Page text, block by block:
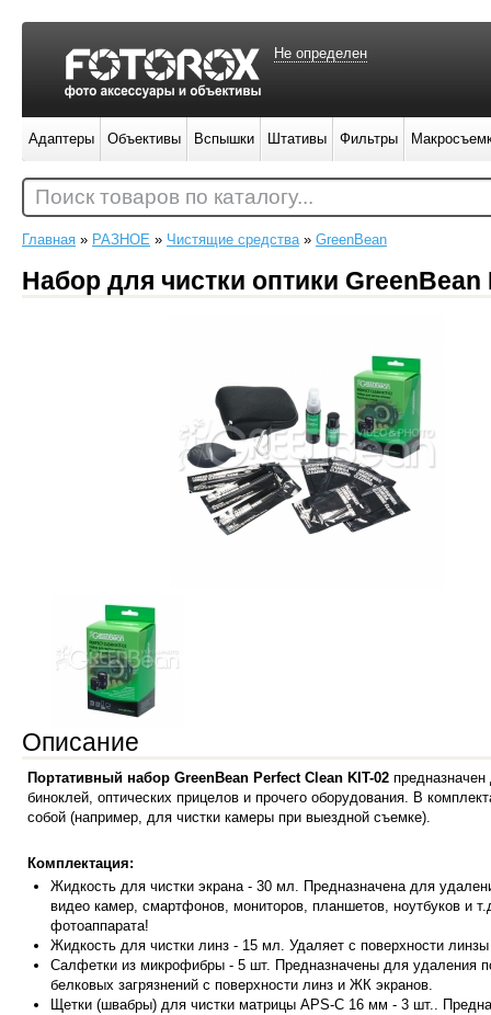
Главная » РАЗНОЕ » Чистящие средства» GreenBean
Набор для чистки оптики GreenBean
Описание
Портативный набор GreenBean Perfect Clean KIT-02
биноклей, оптических прицелов и прочего оборудования. В
собой (например, для чистки камеры при выездной съемке).
Комплектация:
Жидкость для чистки экрана - 30 мл. Предназначена для
видео камер, смартфонов, мониторов, планшетов, ноутбуков и
фотоаппарата!
Жидкость для чистки линз - 15 мл. Удаляет с поверхности
Салфетки из микрофибры - 5 шт. Предназначены для удаления
белковых загрязнений с поверхности линз и ЖК экранов.
Щетки (швабры) для чистки матрицы APS-C 16 мм - 3 шт..
Не определен
Адаптеры Объективы Вспышки Штативы Фильтры
Поиск товаров по каталогу...